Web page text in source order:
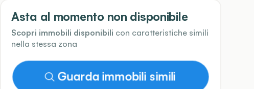
Asta al momento non disponibile
Scopri immobili disponibili con caratteristiche simili
nella stessa zona
Guarda immobili simili